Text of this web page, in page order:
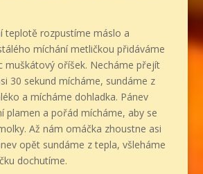
teplotě rozpustíme máslo a
míchání metličkou přidáváme
muškátový oříšek. Necháme přejít
30 sekund mícháme, sundáme z
a mícháme dohladka. Pánev
plamen a pořád mícháme, aby se
Až nám omáčka zhoustne asi
opět sundáme z tepla, všleháme
dochutíme.